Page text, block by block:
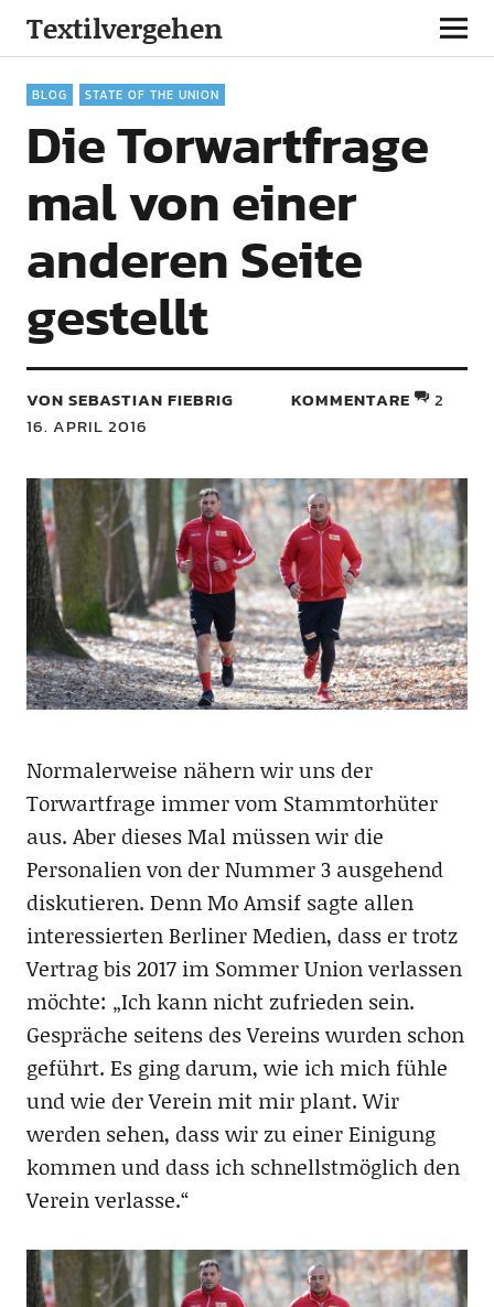
Textilvergehen
BLOG STATE OF THE UNION
Die Torwartfrage
mal von einer
anderen Seite
gestellt
VON SEBASTIAN FIEBRIG
16. APRIL 2016
KOMMENTARE 2
Normalerweise nähern wir uns der
Torwartfrage immer vom Stammtorhüter
aus. Aber dieses Mal müssen wir die
Personalien von der Nummer 3 ausgehend
diskutieren. Denn Mo Amsif sagte allen
interessierten Berliner Medien, dass er trotz
Vertrag bis 2017 im Sommer Union verlassen
möchte: „Ich kann nicht zufrieden sein.
Gespräche seitens des Vereins wurden schon
geführt. Es ging darum, wie ich mich fühle
und wie der Verein mit mir plant. Wir
werden sehen, dass wir zu einer Einigung
kommen und dass ich schnellstmöglich den
Verein verlasse.“